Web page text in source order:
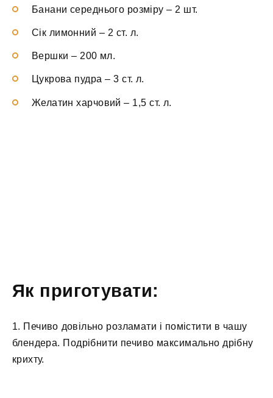
Банани середнього розміру – 2 шт.
Сік лимонний – 2 ст. л.
Вершки – 200 мл.
Цукрова пудра –3 ст. л.
Желатин харчовий – 1,5 ст. л.
Як приготувати:
1. Печиво довільно розламати і помістити в чашу
блендера. Подрібнити печиво максимально дрібну
крихту.